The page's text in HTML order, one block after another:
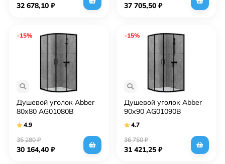
32 678,10 ₽ 37 705,50 ₽
-15%
Душевой уголок Abber
80х80 AG01080B
прозрачное
4.9
35 280₽
30 164,40 ₽
-15%
Душевой уголок Abber
90х90 AG01090B
прозрачное
4.7
36 750₽
31 421,25 ₽